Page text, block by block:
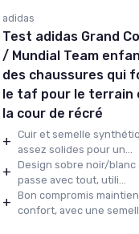
adidas
Test adidas Grand
/ Mundial Team
des chaussures qui
le taf pour le terrain
la cour de récré
+ Cuir et semelle
assez solides pour un...
+ Design sobre noir/blanc
passe avec tout, utili...
+ Bon compromis
confort, avec une